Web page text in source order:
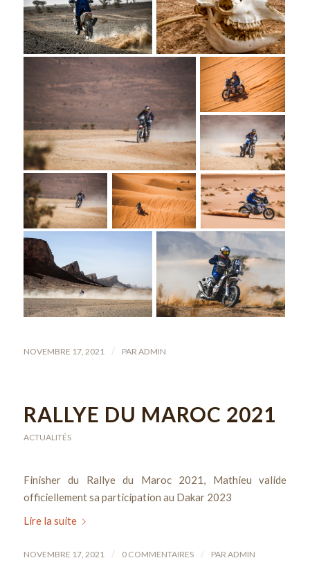
NOVEMBRE 17, 2021 / PAR ADMIN
RALLYE DU MAROC 2021
ACTUALITÉS
Finisher du Rallye du Maroc 2021, Mathieu valide
officiellement sa participation au Dakar 2023
Lire la suite
NOVEMBRE 17, 2021 / 0 COMMENTAIRES / PAR ADMIN